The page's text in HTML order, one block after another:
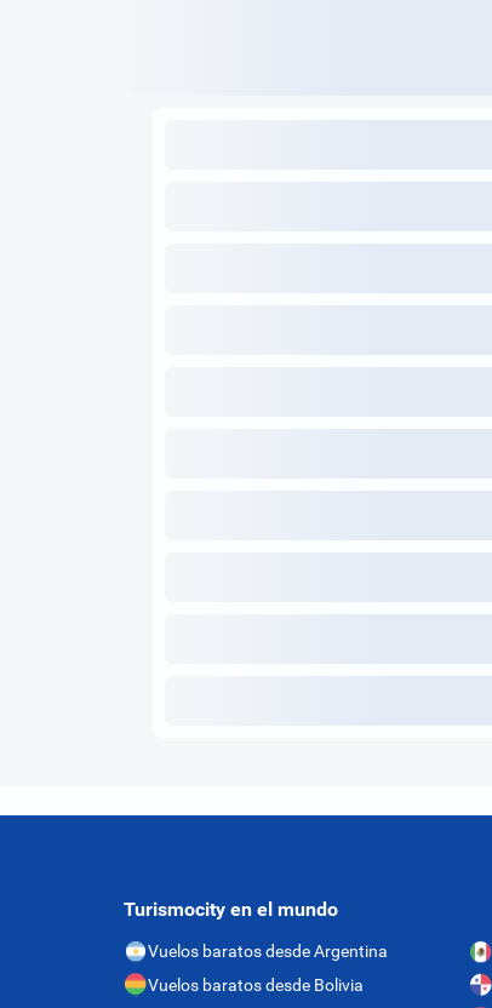
Turismocity en el mundo
Vuelos baratos desde Argentina
Vuelos baratos desde Bolivia